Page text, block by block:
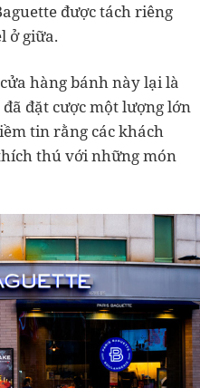
được tách riêng
ở giữa.
hàng bánh này lại là
đặt cược một lượng lớn
tin rằng các khách
thú với những món